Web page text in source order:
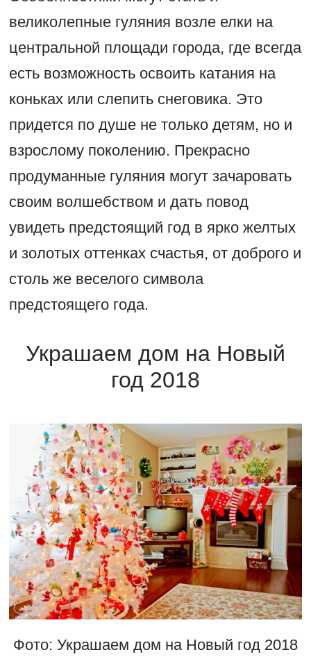
великолепные гуляния возле елки на
центральной площади города, где всегда
есть возможность освоить катания на
коньках или слепить снеговика. Это
придется по душе не только детям, но и
взрослому поколению. Прекрасно
продуманные гуляния могут зачаровать
своим волшебством и дать повод
увидеть предстоящий год в ярко желтых
и золотых оттенках счастья, от доброго и
столь же веселого символа
предстоящего года.
Украшаем дом на Новый
год 2018
Фото: Украшаем дом на Новый год 2018